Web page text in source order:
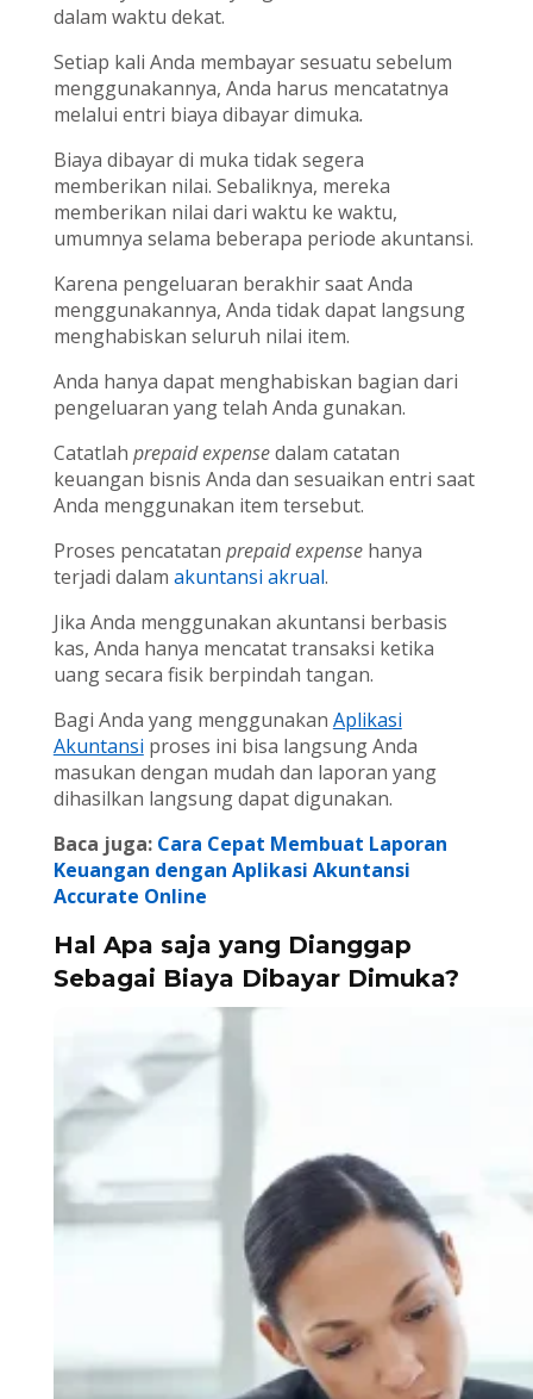
dalam waktu dekat.
Setiap kali Anda membayar sesuatu sebelum
menggunakannya, Anda harus mencatatnya
melalui entri biaya dibayar dimuka.
Biaya dibayar di muka tidak segera
memberikan nilai. Sebaliknya, mereka
memberikan nilai dari waktu ke waktu,
umumnya selama beberapa periode akuntansi.
Karena pengeluaran berakhir saat Anda
menggunakannya, Anda tidak dapat langsung
menghabiskan seluruh nilai item.
Anda hanya dapat menghabiskan bagian dari
pengeluaran yang telah Anda gunakan.
Catatlah prepaid expensedalam catatan
keuangan bisnis Anda dan sesuaikan entri saat
Anda menggunakan item tersebut.
Proses pencatatan prepaid expensehanya
terjadi dalam akuntansi akrual.
Jika Anda menggunakan akuntansi berbasis
kas, Anda hanya mencatat transaksi ketika
uang secara fisik berpindah tangan.
Bagi Anda yang menggunakan Aplikasi
Akuntansi proses ini bisa langsung Anda
masukan dengan mudah dan laporan yang
dihasilkan langsung dapat digunakan.
Baca juga: Cara Cepat Membuat Laporan
Keuangan dengan Aplikasi Akuntansi
Accurate Online
Hal Apa saja yang Dianggap
Sebagai Biaya Dibayar Dimuka?